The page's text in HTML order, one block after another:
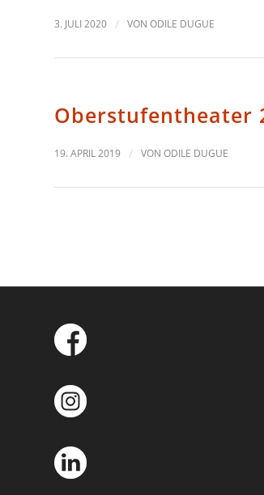
3. JULI 2020 / VON ODILE DUGUE
Oberstufentheater
19. APRIL 2019 / VON ODILE DUGUE